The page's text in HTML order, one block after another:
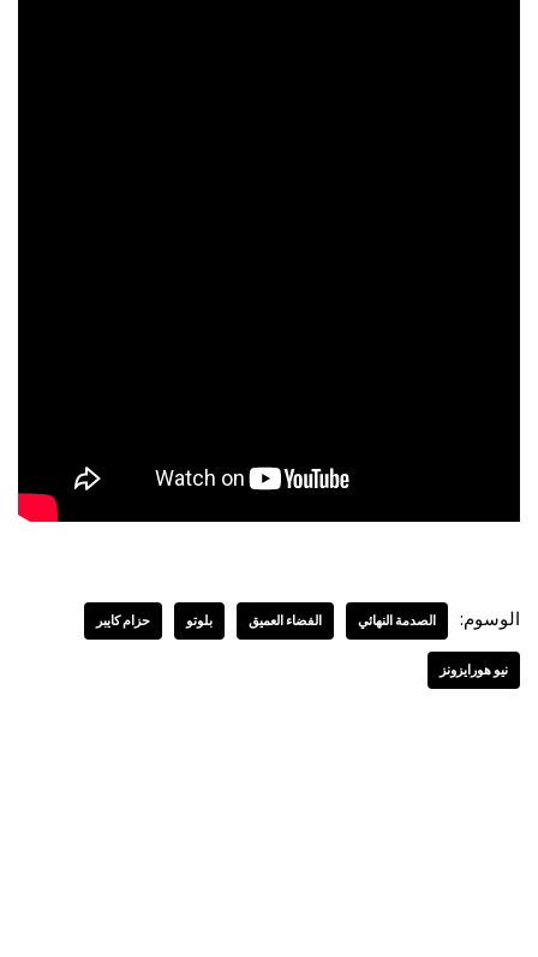
الوسوم: الصدمة النهائي الفضاء العميق بلوتو حزام كايبر
نيو هورايزونز